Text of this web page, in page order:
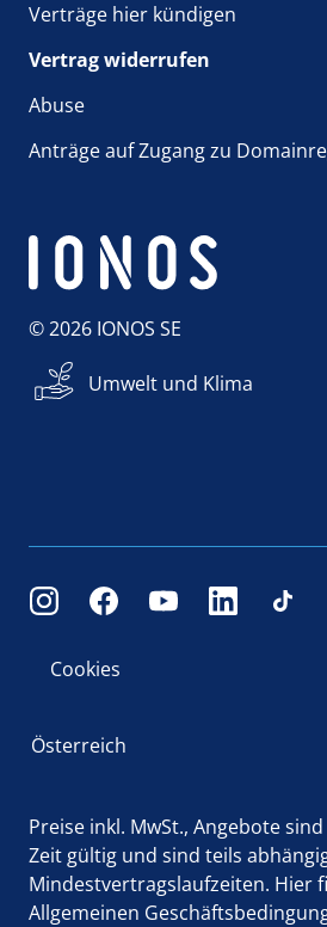
Verträge hier kündigen
Vertrag widerrufen
Abuse
Anträge auf Zugang zu
© 2026 IONOS SE
Umwelt und Klima
Cookies
Österreich
Preise inkl. MwSt., Angebote
Zeit gültig und sind teils
Mindestvertragslaufzeiten. Hier
Allgemeinen